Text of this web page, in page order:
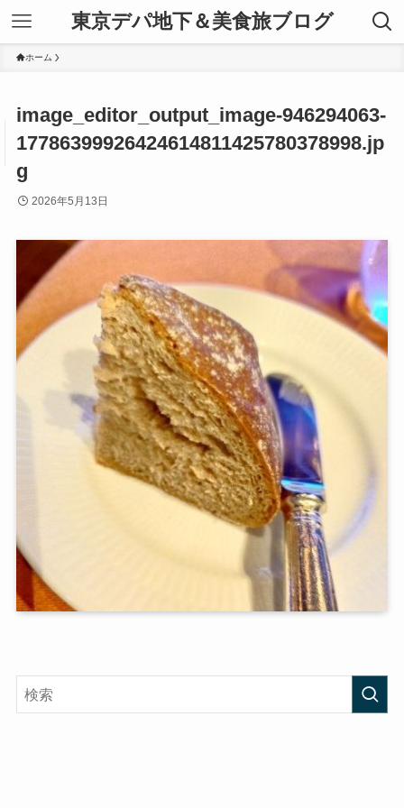
東京デパ地下＆美食旅ブログ
ホーム
image_editor_output_image-946294063-
17786399926424614811425780378998.jp
g
2026年5月13日